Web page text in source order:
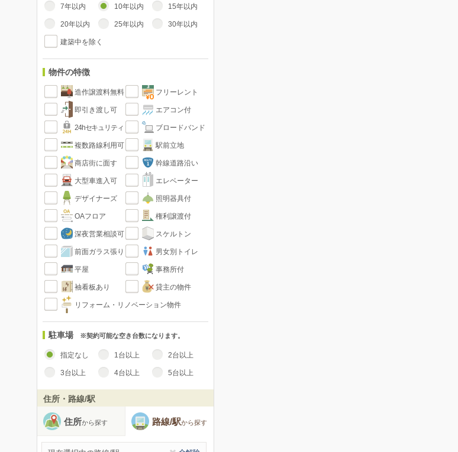
7年以内 10年以内 15年以内
20年以内 25年以内 30年以内
建築中を除く
物件の特徴
造作譲渡料無料 フリーレント
即引き渡し可 エアコン付
24hセキュリティ ブロードバンド
複数路線利用可 駅前立地
商店街に面す 幹線道路沿い
大型車進入可 エレベーター
デザイナーズ 照明器具付
OAフロア 権利譲渡付
深夜営業相談可 スケルトン
前面ガラス張り 男女別トイレ
平屋 事務所付
袖看板あり 貸主の物件
リフォーム・リノベーション物件
駐車場 ※契約可能な空き台数になります。
指定なし 1台以上 2台以上
3台以上 4台以上 5台以上
住所・路線/駅
住所から探す 路線/駅から探す